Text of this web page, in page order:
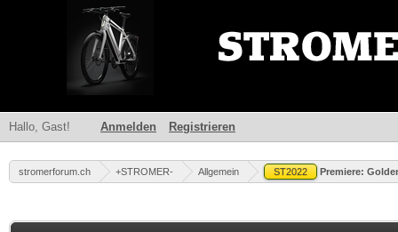
Hallo, Gast! Anmelden Registrieren
stromerforum.ch +STROMER- Allgemein ST2022 Premiere: